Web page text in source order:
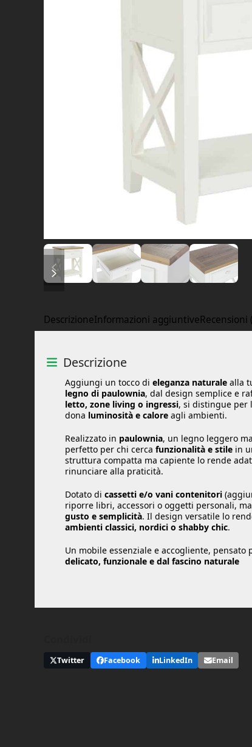
diapositiva precedente
diapositiva successiva
DescrizioneInformazioni aggiuntiveRecensioni
Descrizione
Aggiungi un tocco di eleganza naturale alla
legno di paulownia, dal design semplice e
letto, zone living o ingressi, si distingue per
dona luminosità e calore agli ambienti.
Realizzato in paulownia, un legno leggero
perfetto per chi cerca funzionalità e stile in
struttura compatta ma capiente lo rende
rinunciare alla praticità.
Dotato di cassetti e/o vani contenitori
riporre libri, accessori o oggetti personali,
gusto e semplicità. Il design versatile lo
ambienti classici, nordici o shabby chic.
Un mobile essenziale e accogliente,
delicato, funzionale e dal fascino naturale
Twitter Facebook LinkedIn Email